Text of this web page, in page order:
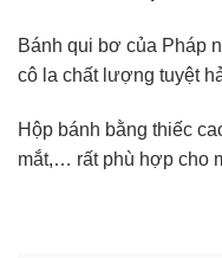
Bánh qui bơ của Pháp
cô la chất lượng tuyệt
Hộp bánh bằng thiếc
mắt,… rất phù hợp cho